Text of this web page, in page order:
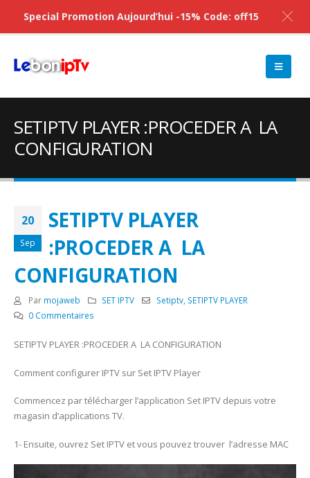
SETIPTV PLAYER :PROCEDER A LA
CONFIGURATION
20
Sep
SETIPTV PLAYER
:PROCEDER A LA
CONFIGURATION
Par mojaweb SET IPTV Setiptv SETIPTV PLAYER
0 Commentaires
SETIPTV PLAYER :PROCEDER A LA CONFIGURATION
Comment configurer IPTV sur Set IPTV Player
Commencez par télécharger l’application Set IPTV depuis votre
magasin d’applications TV.
1- Ensuite, ouvrez Set IPTV et vous pouvez trouver l’adresse MAC
Special Promotion Aujourd’hui -15% Code: off15